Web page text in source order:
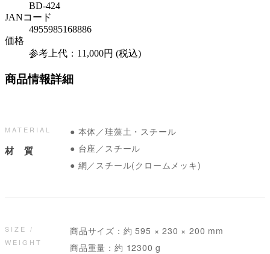
BD-424
JANコード
4955985168886
価格
参考上代：11,000円 (税込)
商品情報詳細
MATERIAL
材 質
● 本体／珪藻土・スチール
● 台座／スチール
● 網／スチール(クロームメッキ)
SIZE /
WEIGHT
商品サイズ：約 595 × 230 × 200 mm
商品重量：約 12300 g